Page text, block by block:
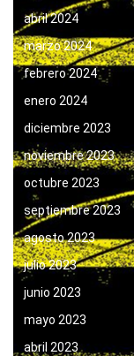
abril 2024
marzo 2024
febrero 2024
enero 2024
diciembre 2023
noviembre 2023
octubre 2023
septiembre 2023
agosto 2023
julio 2023
junio 2023
mayo 2023
abril 2023